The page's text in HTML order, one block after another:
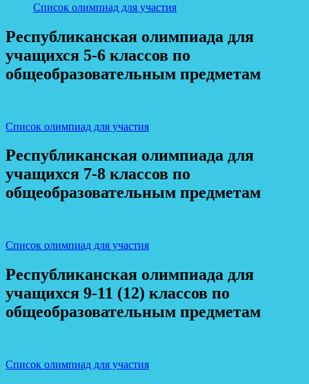
Список олимпиад для участия
Республиканская олимпиада для
учащихся 5-6 классов по
общеобразовательным предметам
Список олимпиад для участия
Республиканская олимпиада для
учащихся 7-8 классов по
общеобразовательным предметам
Список олимпиад для участия
Республиканская олимпиада для
учащихся 9-11 (12) классов по
общеобразовательным предметам
Список олимпиад для участия